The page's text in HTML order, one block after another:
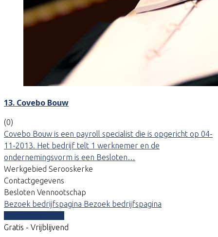
13. Covebo Bouw
(0)
Covebo Bouw is een payroll specialist die is opgericht op 04-
11-2013. Het bedrijf telt 1 werknemer en de
ondernemingsvorm is een Besloten…
Werkgebied Serooskerke
Contactgegevens
Besloten Vennootschap
Bezoek bedrijfspagina Bezoek bedrijfspagina
Gratis - Vrijblijvend